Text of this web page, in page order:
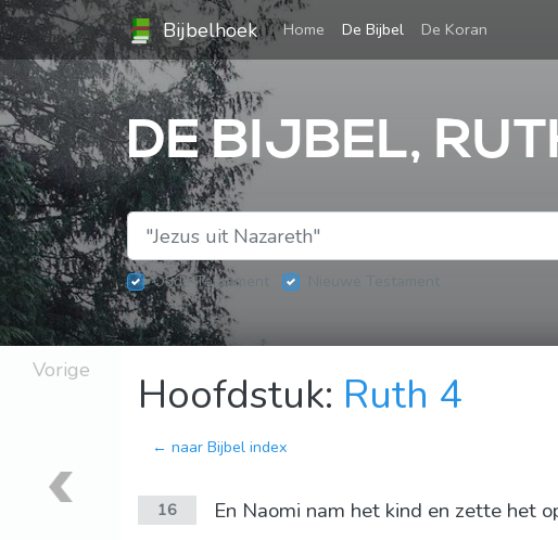
Bijbelhoek Home (current)
De Bijbel De Koran
DE BIJBEL,
Oude Testament
Vorige Hoofdstuk: Ruth 4
← naar Bijbel index
16 En Naomi nam het kind en zette het